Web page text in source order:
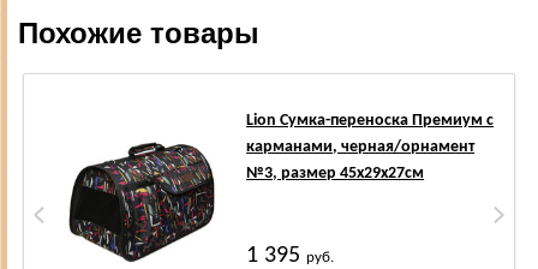
Похожие товары
Lion Сумка-переноска Премиум с
карманами, черная/орнамент
№3, размер 45х29х27см
1 395руб.